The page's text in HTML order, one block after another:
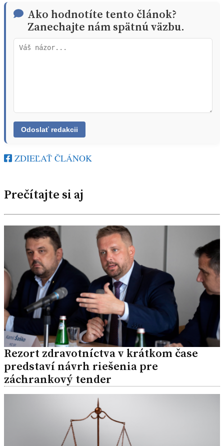
Ako hodnotíte tento článok?
Zanechajte nám spätnú väzbu.
ZDIEĽAŤ ČLÁNOK
Prečítajte si aj
Rezort zdravotníctva v krátkom čase
predstaví návrh riešenia pre
záchrankový tender